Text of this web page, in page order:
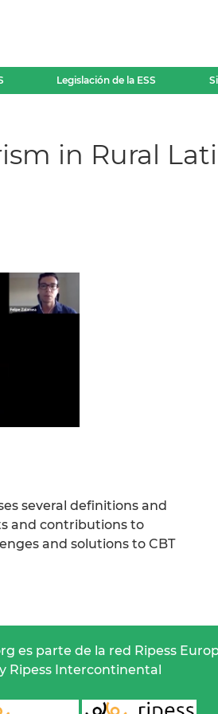
Legislación de la ESS
in Rural
several definitions and
and contributions to
and solutions to CBT
es parte de la red Ripess
y Ripess Intercontinental